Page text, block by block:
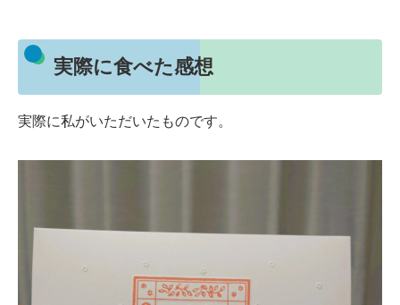
実際に食べた感想
実際に私がいただいたものです。